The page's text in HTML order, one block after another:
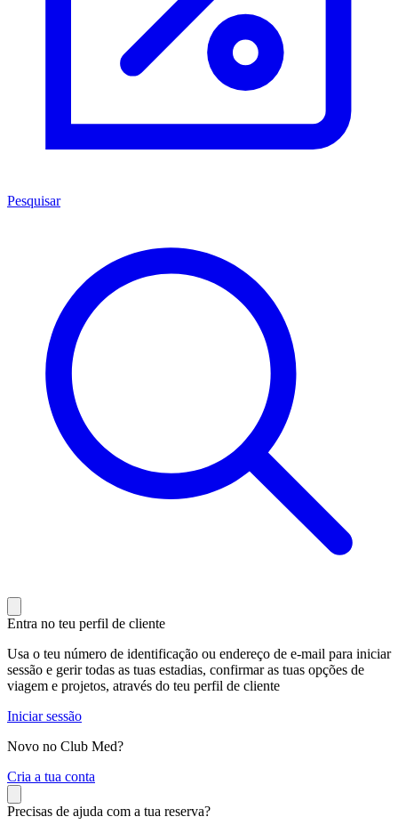
Pesquisar
Entra no teu perfil de cliente
Usa o teu número de identificação ou endereço de e-mail para iniciar
sessão e gerir todas as tuas estadias, confirmar as tuas opções de
viagem e projetos, através do teu perfil de cliente
Iniciar sessão
Novo no Club Med?
Cria a tua conta
Precisas de ajuda com a tua reserva?